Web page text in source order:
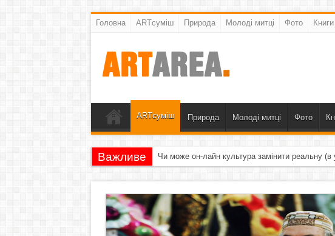
Головна ARTсуміш Природа Молоді митці Фото Книги
ARTсуміш Природа Молоді митці Фото
Важливе Чи може он-лайн культура замінити реальну